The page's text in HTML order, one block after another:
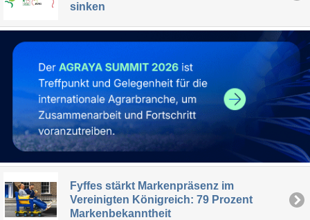
sinken
Fyffes stärkt Markenpräsenz im
Vereinigten Königreich: 79 Prozent
Markenbekanntheit